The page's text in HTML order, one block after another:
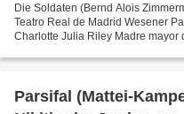
Die Soldaten (Bernd Alois
Teatro Real de Madrid Wesener
Charlotte Julia Riley Madre mayor
Parsifal (Mattei-